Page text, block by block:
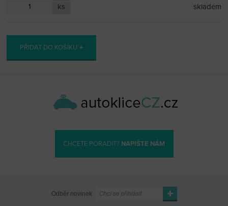
ks skladem
PŘIDAT DO KOŠÍKU
CHCETE PORADIT? NAPIŠTE NÁM
Odběr novinek